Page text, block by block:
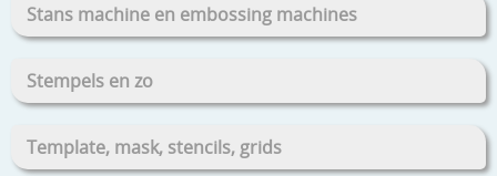
Stans machine en embossing machines
Stempels en zo
Template, mask, stencils, grids